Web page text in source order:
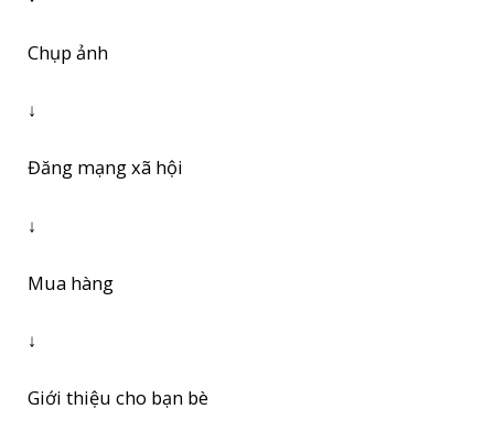
Chụp ảnh
↓
Đăng mạng xã hội
↓
Mua hàng
↓
Giới thiệu cho bạn bè